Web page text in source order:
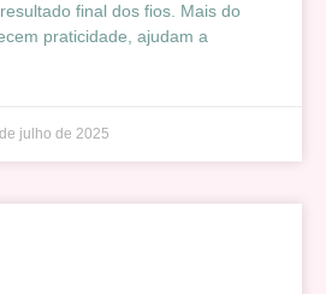
final dos fios. Mais do
praticidade, ajudam a
julho de 2025